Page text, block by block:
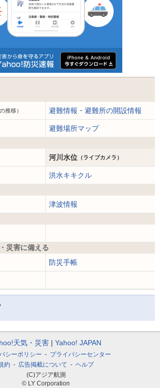
推移） 避難情報・避難所の開設情報
避難場所マップ
河川水位 （ライブカメラ）
洪水キキクル
津波情報
災害に備える
防災手帳
天気・災害 Yahoo! JAPAN
シーポリシー
プライバシーセンター
約
広告掲載について
ヘルプ
(C)アジア航測
© LY Corporation